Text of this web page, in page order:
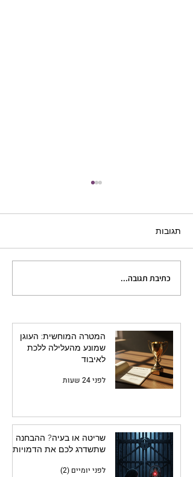
כתיבה היא טלפתיה: מה
קורה בראשכם ובראש
תגובות
כתיבת תגובה...
המטרה המוחשית: העוגן
שמונע מהעלילה ללכת
לאיבוד
לפני 24 שעות
שריטה או בעיה? ההבחנה
שתשדרג לכם את הדמויות
לפני יומיים (2)